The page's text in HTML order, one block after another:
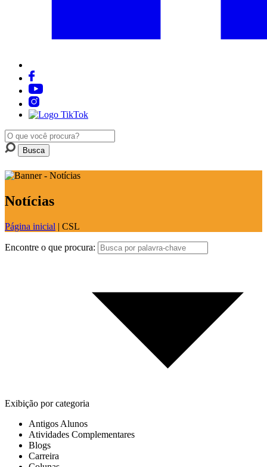
Notícias
Página inicial | CSL
Encontre o que procura:
Exibição por categoria
Antigos Alunos
Atividades Complementares
Blogs
Carreira